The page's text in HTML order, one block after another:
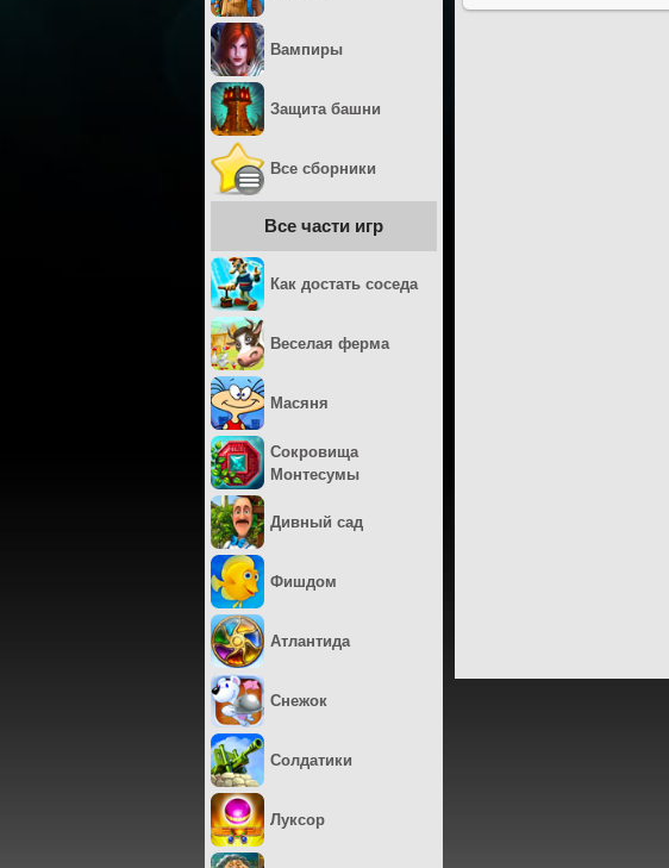
Вампиры
Защита башни
Все сборники
Все части игр
Как достать соседа
Веселая ферма
Масяня
Сокровища
Монтесумы
Дивный сад
Фишдом
Атлантида
Снежок
Солдатики
Луксор